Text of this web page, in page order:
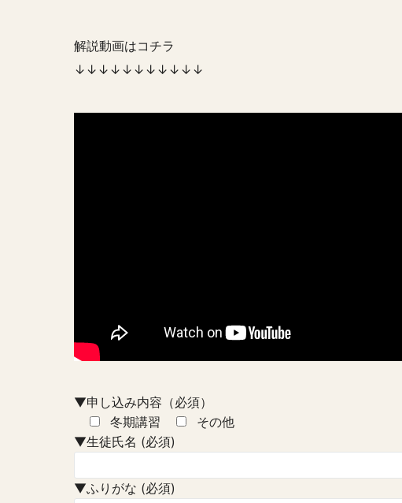
解説動画はコチラ
↓↓↓↓↓↓↓↓↓↓↓
▼申し込み内容（必須）
冬期講習
その他
▼生徒氏名 (必須)
▼ふりがな (必須)